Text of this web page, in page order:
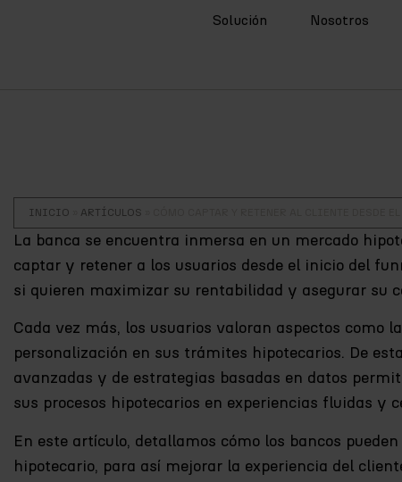
Solución Nosotros
INICIO ARTÍCULOS
La banca se encuentra inmersa en un mercado
captar y retener a los usuarios desde el inicio del
si quieren maximizar su rentabilidad y asegurar su
Cada vez más, los usuarios valoran aspectos como
personalización en sus trámites hipotecarios. De
avanzadas y de estrategias basadas en datos
sus procesos hipotecarios en experiencias fluidas y
En este artículo, detallamos cómo los bancos
hipotecario, para así mejorar la experiencia del